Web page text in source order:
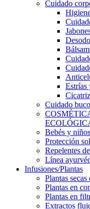
Cuidado
Estrías
Cuidado
Bebés y niños
Protección
Repelentes
Línea
Infusiones/Plantas
Plantas secas
Plantas en
Plantas en
Extractos